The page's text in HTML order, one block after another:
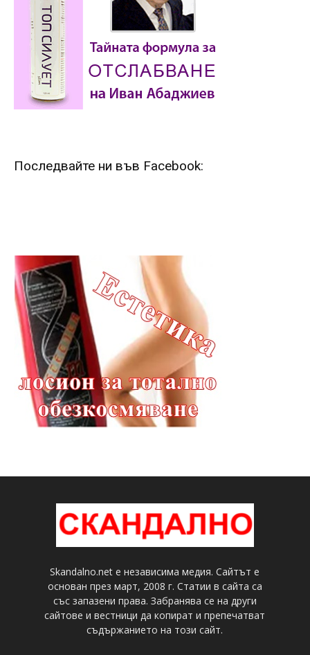
Последвайте ни във Facebook:
Skandalno.net е независима медия. Сайтът е
основан през март, 2008 г. Статии в сайта са
със запазени права. Забранява се на други
сайтове и вестници да копират и препечатват
съдържанието на този сайт.